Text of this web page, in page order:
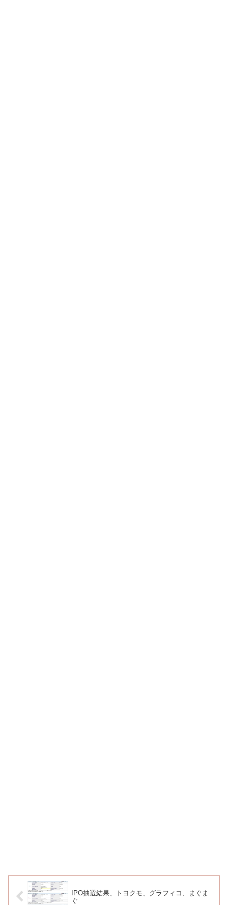
IPO抽選結果、トヨクモ、グラフィコ、まぐま
ぐ